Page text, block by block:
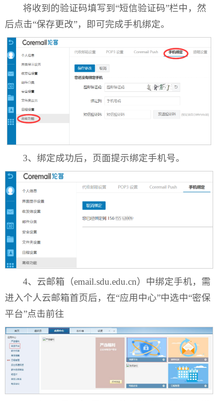
将收到的验证码填写到“短信验证码”栏中，然
后点击“保存更改”，即可完成手机绑定。
3、绑定成功后，页面提示绑定手机号。
4、云邮箱（email.sdu.edu.cn）中绑定手机，需
进入个人云邮箱首页后，在“应用中心”中选中“密保
平台”点击前往